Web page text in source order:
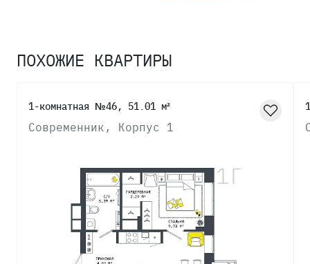
ПОХОЖИЕ КВАРТИРЫ
1-комнатная №46, 51.01 м²
Современник, Корпус 1